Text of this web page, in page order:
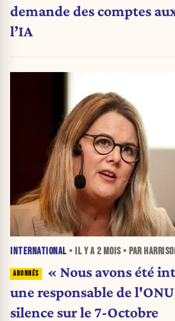
demande des comptes
l’IA
INTERNATIONAL • IL Y A 2 MOIS• PAR
« Nous avons été
une responsable de
silence sur le 7-Octobre